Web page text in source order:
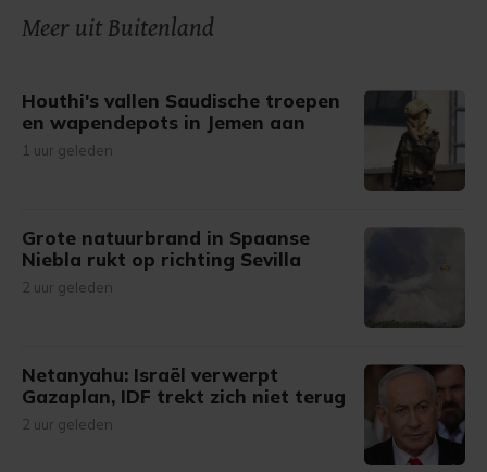
gemaakte keuze altijd wijzigen of intrekken.
Meer uit Buitenland
Houthi's vallen Saudische troepen
en wapendepots in Jemen aan
1 uur geleden
Grote natuurbrand in Spaanse
Niebla rukt op richting Sevilla
2 uur geleden
Netanyahu: Israël verwerpt
Gazaplan, IDF trekt zich niet terug
2 uur geleden